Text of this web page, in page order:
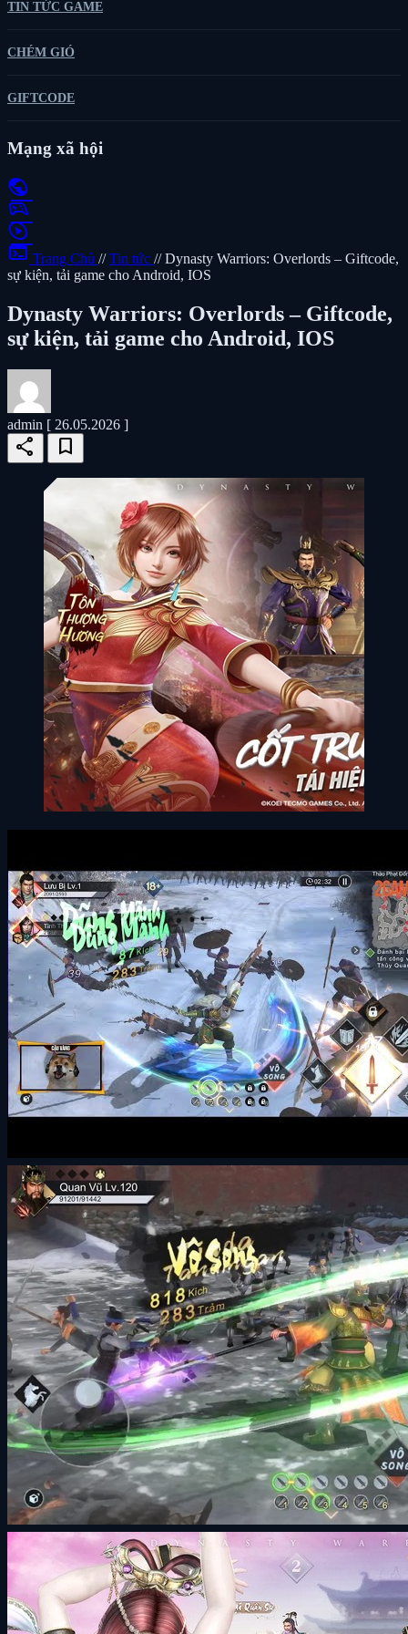
TIN TỨC GAME
CHÉM GIÓ
GIFTCODE
Mạng xã hội
public
sports_esports
play_circle
terminal Trang Chủ // Tin tức // Dynasty Warriors: Overlords – Giftcode,
sự kiện, tải game cho Android, IOS
Dynasty Warriors: Overlords – Giftcode,
sự kiện, tải game cho Android, IOS
admin [ 26.05.2026 ]
share bookmark